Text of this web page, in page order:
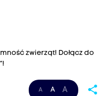
zwierząt! Dołącz do
A A A share